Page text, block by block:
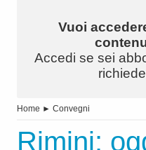
Vuoi
Accedi se sei
Home ► Convegni
Rimini: